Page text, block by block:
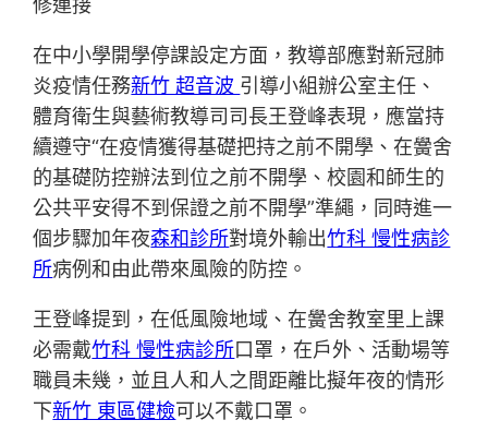
修連接
在中小學開學停課設定方面，教導部應對新冠肺
炎疫情任務新竹 超音波 引導小組辦公室主任、
體育衛生與藝術教導司司長王登峰表現，應當持
續遵守“在疫情獲得基礎把持之前不開學、在黌舍
的基礎防控辦法到位之前不開學、校園和師生的
公共平安得不到保證之前不開學”準繩，同時進一
個步驟加年夜森和診所對境外輸出竹科 慢性病診
所病例和由此帶來風險的防控。
王登峰提到，在低風險地域、在黌舍教室里上課
必需戴竹科 慢性病診所口罩，在戶外、活動場等
職員未幾，並且人和人之間距離比擬年夜的情形
下新竹 東區健檢可以不戴口罩。